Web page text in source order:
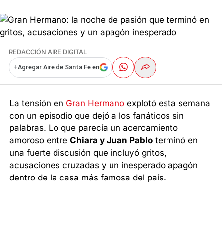
REDACCIÓN AIRE DIGITAL
+Agregar Aire de Santa Fe en
La tensión en Gran Hermano explotó esta semana
con un episodio que dejó a los fanáticos sin
palabras. Lo que parecía un acercamiento
amoroso entreChiara y Juan Pablo terminó en
una fuerte discusión que incluyó gritos,
acusaciones cruzadas y un inesperado apagón
dentro de la casa más famosa del país.